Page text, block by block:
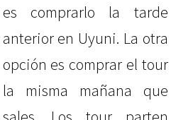
es comprarlo la tarde
anterior en Uyuni. La otra
opción es comprar el tour
la misma mañana que